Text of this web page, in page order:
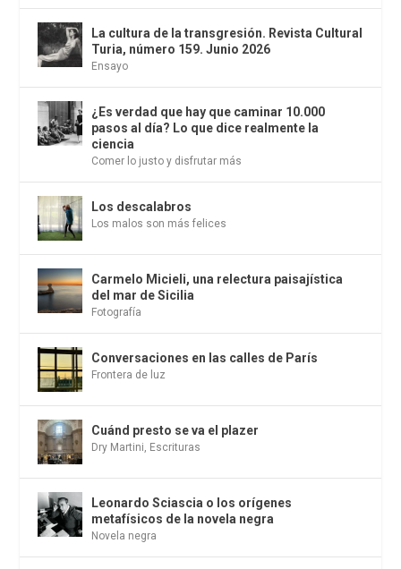
La cultura de la transgresión. Revista Cultural
Turia, número 159. Junio 2026
Ensayo
¿Es verdad que hay que caminar 10.000
pasos al día? Lo que dice realmente la
ciencia
Comer lo justo y disfrutar más
Los descalabros
Los malos son más felices
Carmelo Micieli, una relectura paisajística
del mar de Sicilia
Fotografía
Conversaciones en las calles de París
Frontera de luz
Cuánd presto se va el plazer
Dry Martini, Escrituras
Leonardo Sciascia o los orígenes
metafísicos de la novela negra
Novela negra